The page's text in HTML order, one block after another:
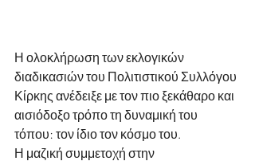
Η ολοκλήρωση των εκλογικών
διαδικασιών του Πολιτιστικού Συλλόγου
Κίρκης ανέδειξε με τον πιο ξεκάθαρο και
αισιόδοξο τρόπο τη δυναμική του
τόπου: τον ίδιο τον κόσμο του.
Η μαζική συμμετοχή στην